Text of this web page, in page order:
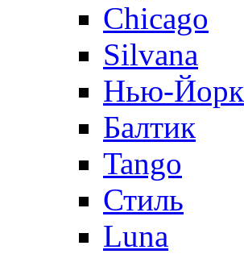
Chicago
Silvana
Нью-Йорк
Балтик
Tango
Стиль
Luna